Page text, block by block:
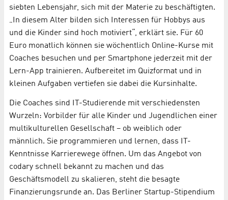
siebten Lebensjahr, sich mit der Materie zu beschäftigten.
„In diesem Alter bilden sich Interessen für Hobbys aus
und die Kinder sind hoch motiviert“, erklärt sie. Für 60
Euro monatlich können sie wöchentlich Online-Kurse mit
Coaches besuchen und per Smartphone jederzeit mit der
Lern-App trainieren. Aufbereitet im Quizformat und in
kleinen Aufgaben vertiefen sie dabei die Kursinhalte.
Die Coaches sind IT-Studierende mit verschiedensten
Wurzeln: Vorbilder für alle Kinder und Jugendlichen einer
multikulturellen Gesellschaft – ob weiblich oder
männlich. Sie programmieren und lernen, dass IT-
Kenntnisse Karrierewege öffnen. Um das Angebot von
codary schnell bekannt zu machen und das
Geschäftsmodell zu skalieren, steht die besagte
Finanzierungsrunde an. Das Berliner Startup-Stipendium